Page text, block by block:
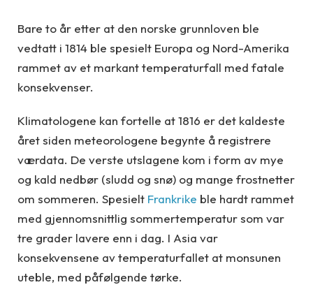
Bare to år etter at den norske grunnloven ble
vedtatt i 1814 ble spesielt Europa og Nord-Amerika
rammet av et markant temperaturfall med fatale
konsekvenser.
Klimatologene kan fortelle at 1816 er det kaldeste
året siden meteorologene begynte å registrere
værdata. De verste utslagene kom i form av mye
og kald nedbør (sludd og snø) og mange frostnetter
om sommeren. Spesielt Frankrike ble hardt rammet
med gjennomsnittlig sommertemperatur som var
tre grader lavere enn i dag. I Asia var
konsekvensene av temperaturfallet at monsunen
uteble, med påfølgende tørke.